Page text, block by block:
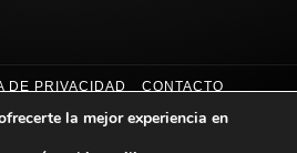
DE PRIVACIDAD CONTACTO
Ciclista Cantimpalos
la mejor experiencia en